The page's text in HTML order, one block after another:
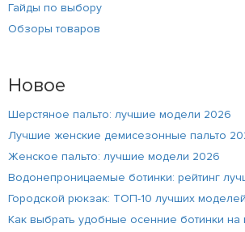
Гайды по выбору
Обзоры товаров
Новое
Шерстяное пальто: лучшие модели 2026
Лучшие женские демисезонные пальто
Женское пальто: лучшие модели 2026
Водонепроницаемые ботинки: рейтинг
Городской рюкзак: ТОП-10 лучших
Как выбрать удобные осенние ботинки